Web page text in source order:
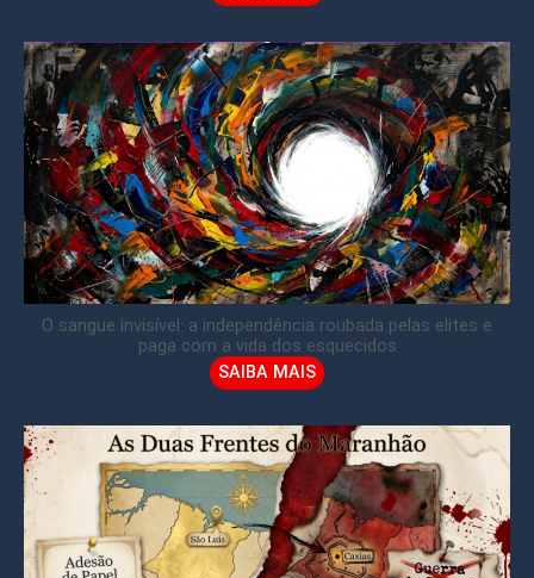
O sangue invisível: a independência roubada pelas elites e
paga com a vida dos esquecidos
SAIBA MAIS